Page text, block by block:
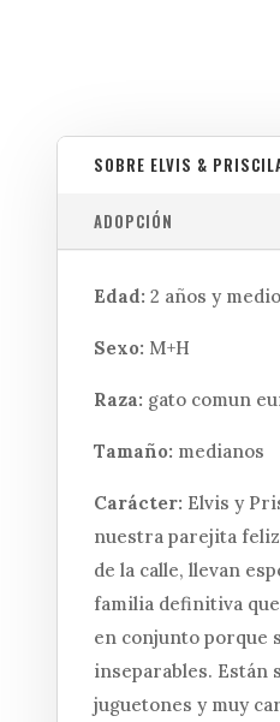
SOBRE ELVIS &
ADOPCIÓN
Edad: 2 años y medio
Sexo: M+H
Raza: gato comun
Tamaño: medianos
Carácter: Elvis y
nuestra parejita
de la calle, llevan
familia definitiva
en conjunto porque
inseparables. Están
juguetones y muy